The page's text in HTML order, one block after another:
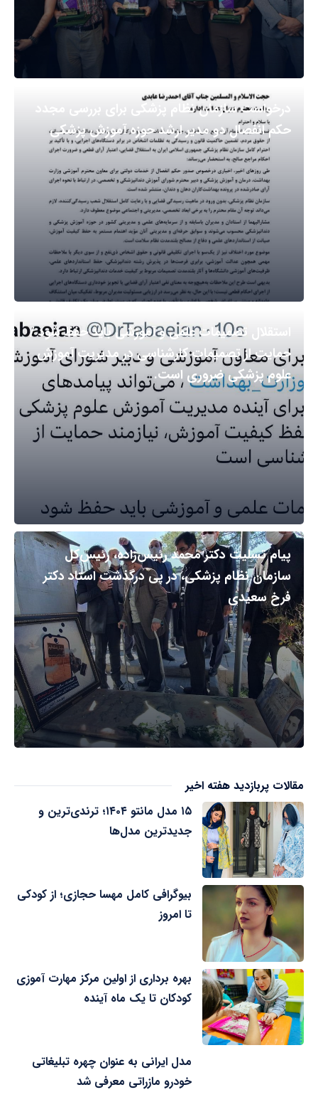
درخواست سازمان نظام پزشکی برای بررسی مجدد
حکم انفصال دو مدیر ارشد حوزه آموزش پزشکی
استقلال تصمیمات علمی و آموزشی باید حفظ شود /
حمایت از تصمیمات کارشناسی در مدیریت آموزش
علوم پزشکی ضروری است.
پیام تسلیت دکتر محمد رئیس‌زاده، رئیس‌کل
سازمان نظام پزشکی، در پی درگذشت استاد دکتر
فرخ سعیدی
مقالات پربازدید هفته اخیر
۱۵ مدل مانتو ۱۴۰۴؛ ترندی‌ترین و
جدیدترین مدل‌ها
بیوگرافی کامل مهسا حجازی؛ از کودکی
تا امروز
بهره برداری از اولین مرکز مهارت آموزی
کودکان تا یک ماه آینده
مدل ایرانی به عنوان چهره تبلیغاتی
خودرو مازراتی معرفی شد